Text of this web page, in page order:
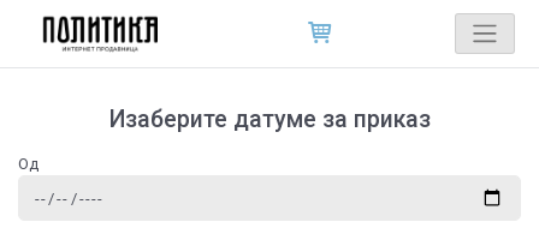
Изаберите датуме за приказ
Од